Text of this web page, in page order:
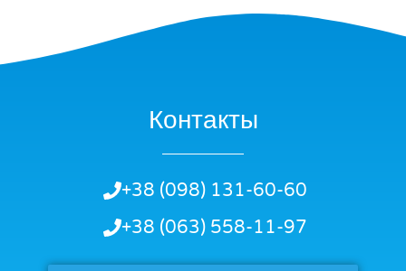
Контакты
+38 (098) 131-60-60
+38 (063) 558-11-97